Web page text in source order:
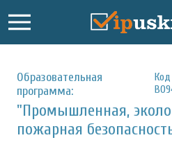
Образовательная
программа:
"Промышленная,
пожарная